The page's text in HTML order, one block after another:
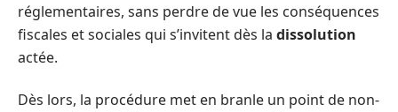
réglementaires, sans perdre de vue les conséquences
fiscales et sociales qui s’invitent dès la dissolution
actée.
Dès lors, la procédure met en branle un point de non-